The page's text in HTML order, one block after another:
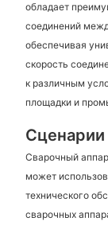
обладает
соединений
обеспечивая
скорость
к различным
площадки и
Сварочный
может
технического
сварочных